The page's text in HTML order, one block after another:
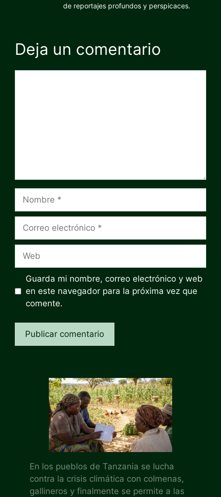
de reportajes profundos y perspicaces.
Deja un comentario
Nombre
Correo
Web
Guarda mi nombre, correo electrónico y web
en este navegador para la próxima vez que
comente.
En los pueblos de Tanzania se lucha
contra la crisis climática con colmenas,
gallineros y finalmente se permite a las